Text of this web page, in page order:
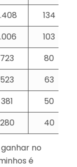
134
103
723
80
523
63
381
50
280 40
no
é